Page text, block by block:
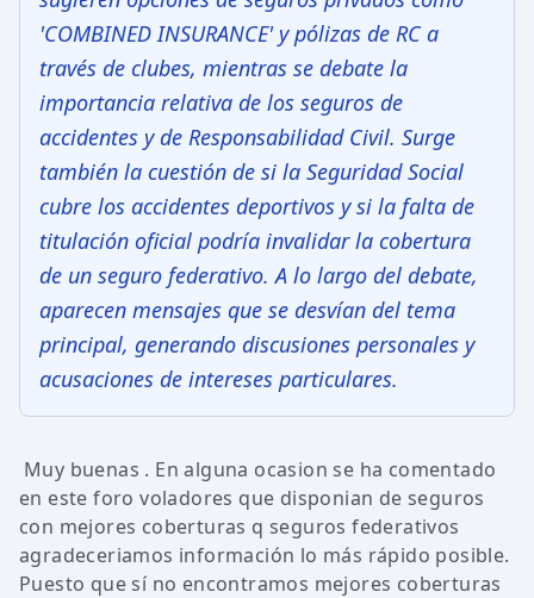
'COMBINED INSURANCE' y pólizas de RC a
través de clubes, mientras se debate la
importancia relativa de los seguros de
accidentes y de Responsabilidad Civil. Surge
también la cuestión de si la Seguridad Social
cubre los accidentes deportivos y si la falta de
titulación oficial podría invalidar la cobertura
de un seguro federativo. A lo largo del debate,
aparecen mensajes que se desvían del tema
principal, generando discusiones personales y
acusaciones de intereses particulares.
Muy buenas . En alguna ocasion se ha comentado
en este foro voladores que disponian de seguros
con mejores coberturas q seguros federativos
agradeceriamos información lo más rápido posible.
Puesto que sí no encontramos mejores coberturas